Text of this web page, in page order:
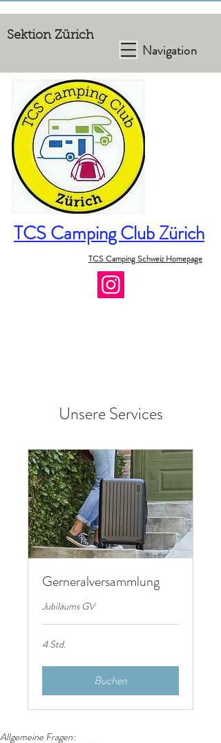
TCS Camping Schweiz Homepage
Sektion Zürich
Navigation
TCS Camping Club Zürich
Unsere Services
Gerneralversammlung
Jubiläums GV
4 Std.
Buchen
Allgemeine Fragen: